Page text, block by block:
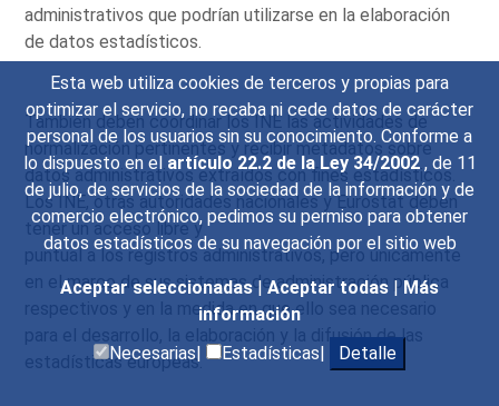
Esta web utiliza cookies de terceros y propias para
optimizar el servicio, no recaba ni cede datos de carácter
personal de los usuarios sin su conocimiento. Conforme a
lo dispuesto en el artículo 22.2 de la Ley 34/2002 , de 11
de julio, de servicios de la sociedad de la información y de
comercio electrónico, pedimos su permiso para obtener
datos estadísticos de su navegación por el sitio web
Aceptar seleccionadas|Aceptar todas |Más
información
Necesarias|
Estadísticas| Detalle
administrativos que podrían utilizarse en la elaboración
de datos estadísticos.
También deben coordinar los INE las actividades de
normalización pertinentes y recibir metadatos sobre
datos administrativos extraídos con fines estadísticos.
Los INE, otras autoridades nacionales y Eurostat deben
tener un acceso libre y
puntual a los registros administrativos, pero únicamente
en el marco de sus sistemas de administración pública
respectivos y en la medida en que ello sea necesario
para el desarrollo, la elaboración y la difusión de las
estadísticas europeas.